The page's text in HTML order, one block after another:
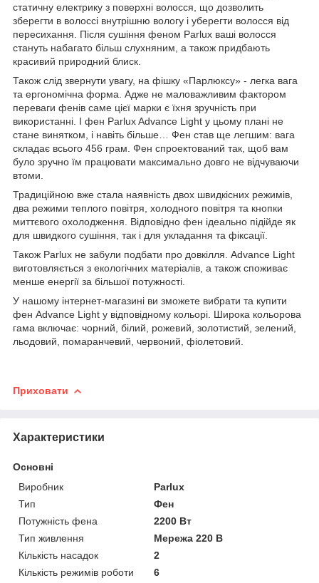
статичну електрику з поверхні волосся, що дозволить
зберегти в волоссі внутрішню вологу і уберегти волосся від
пересихання. Після сушіння феном Parlux ваші волосся
стануть набагато більш слухняним, а також придбають
красивий природний блиск.
Також слід звернути увагу, на фішку «Парлюксу» - легка вага
та ергономічна форма. Адже не маловажливим фактором
переваги фенів саме цієї марки є їхня зручність при
використанні. І фен Parlux Advance Light у цьому плані не
стане винятком, і навіть більше… Фен став ще легшим: вага
складає всього 456 грам. Фен спроектований так, щоб вам
було зручно їм працювати максимально довго не відчуваючи
втоми.
Традиційною вже стала наявність двох швидкісних режимів,
два режими теплого повітря, холодного повітря та кнопки
миттєвого охолодження. Відповідно фен ідеально підійде як
для швидкого сушіння, так і для укладання та фіксації.
Також Parlux не забули подбати про довкілля. Advance Light
виготовляється з екологічних матеріалів, а також споживає
менше енергії за більшої потужності.
У нашому інтернет-магазині ви зможете вибрати та купити
фен Advance Light у відповідному кольорі. Широка кольорова
гама включає: чорний, білий, рожевий, золотистий, зелений,
льодовий, помаранчевий, червоний, фіолетовий.
Приховати
Характеристики
Основні
Виробник
Parlux
Тип
Фен
Потужність фена
2200 Вт
Тип живлення
Мережа 220 В
Кількість насадок
2
Кількість режимів роботи
6